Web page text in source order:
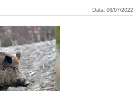
Data: 06/07/2022